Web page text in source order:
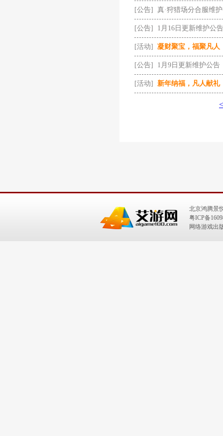
[公告] 真·狩猎场分合服维
[公告] 1月16日更新维护公告
[活动] 凝财聚宝，福聚凡人
[公告] 1月9日更新维护公告
[活动] 新年纳福，凡人献礼
<
北京鸿腾景
粤ICP备
网络游戏出